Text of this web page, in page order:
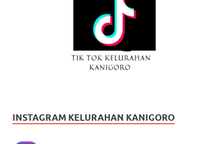
INSTAGRAM KELURAHAN KANIGORO